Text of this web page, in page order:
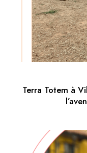
Terra Totem à